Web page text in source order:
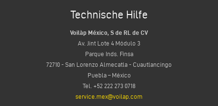
Technische Hilfe
Voilàp México, S de RL de CV
Av. Jint Lote 4 Módulo 3
Parque Inds. Finsa
72710 - San Lorenzo Almecatla - Cuautlancingo
Puebla – México
Tel. +52 222 273 0718
service.mex@voilap.com